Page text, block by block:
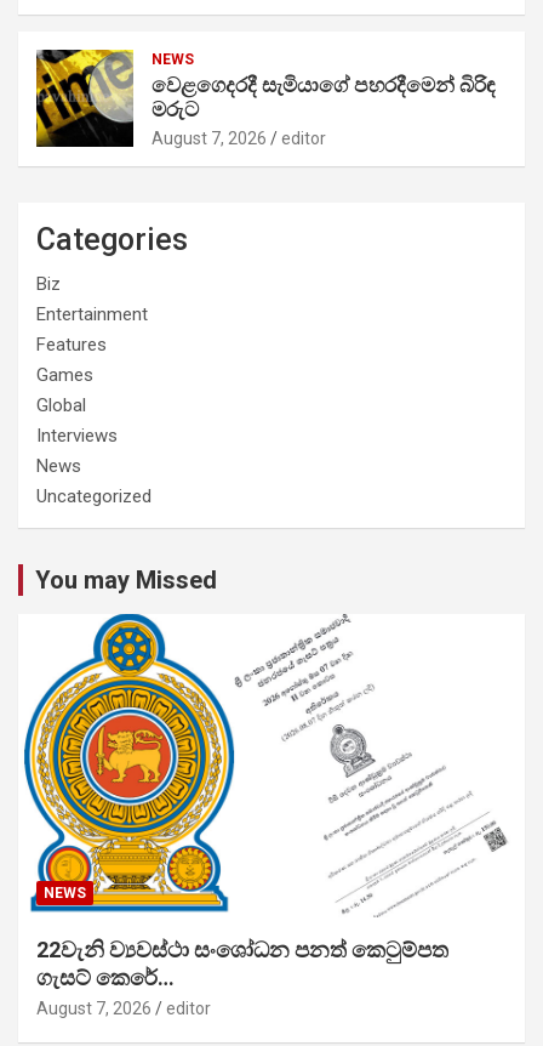
NEWS
වෙළගෙදරදී සැමියාගේ පහරදීමෙන් බිරිඳ
මරුට
August 7, 2026 editor
Categories
Biz
Entertainment
Features
Games
Global
Interviews
News
Uncategorized
You may Missed
NEWS
22වැනි ව්‍යවස්ථා සංශෝධන පනත් කෙටුම්පත
ගැසට් කෙරේ…
August 7, 2026 editor